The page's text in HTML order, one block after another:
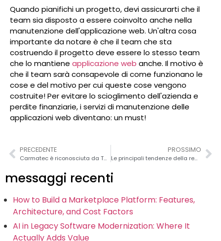
Quando pianifichi un progetto, devi assicurarti che il
team sia disposto a essere coinvolto anche nella
manutenzione dell'applicazione web. Un'altra cosa
importante da notare è che il team che sta
costruendo il progetto deve essere lo stesso team
che lo mantiene applicazione web anche. Il motivo è
che il team sarà consapevole di come funzionano le
cose e del motivo per cui queste cose vengono
costruite! Per evitare lo scioglimento dell'azienda e
perdite finanziarie, i servizi di manutenzione delle
applicazioni web diventano: un must!
PRECEDENTE
Carmatec è riconosciuta da Techreviewer come la migliore azienda di sviluppo di app mobili a Dallas
PROSSIMO
Le principali tendenze della realtà aumentata a cui prestare attenzione nel 2022
messaggi recenti
How to Build a Marketplace Platform: Features,
Architecture, and Cost Factors
AI in Legacy Software Modernization: Where It
Actually Adds Value